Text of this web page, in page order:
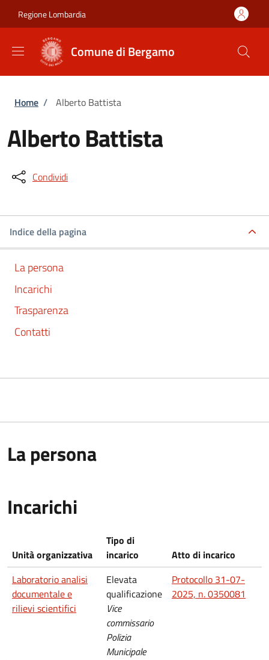
Regione Lombardia
Comune di Bergamo
Briciole di pane
Home / Alberto Battista
Alberto Battista
Condividi
Indice della pagina
La persona
Incarichi
Trasparenza
Contatti
La persona
Incarichi
Unità organizzativa
Tipo di
incarico
Atto di incarico
Laboratorio analisi
documentale e
rilievi scientifici
Elevata
qualificazione
Vice
commissario
Polizia
Municipale
Protocollo 31-07-
2025, n. 0350081